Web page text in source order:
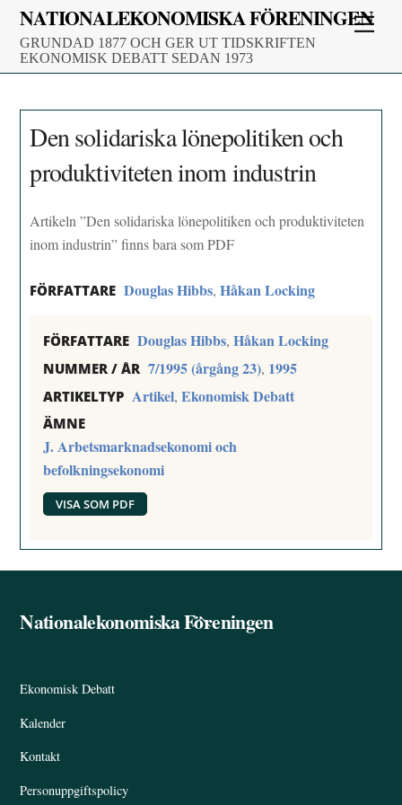
Skip
content
NATIONALEKONOMISKA FÖRENINGEN
GRUNDAD 1877 OCH GER UT TIDSKRIFTEN
EKONOMISK DEBATT SEDAN 1973
Den solidariska lönepolitiken och
produktiviteten inom industrin
Artikeln ”Den solidariska lönepolitiken och produktiviteten
inom industrin” finns bara som PDF
FÖRFATTARE Douglas Hibbs,Håkan Locking
FÖRFATTARE Douglas Hibbs,Håkan Locking
NUMMER / ÅR 7/1995 (årgång 23), 1995
ARTIKELTYP Artikel,Ekonomisk Debatt
ÄMNE
J. Arbetsmarknadsekonomi och
befolkningsekonomi
VISA SOM PDF
Back
Nationalekonomiska Föreningen
Ekonomisk Debatt
Kalender
Kontakt
Personuppgiftspolicy